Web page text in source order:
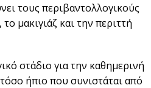
τους περιβαντολλογικούς
μακιγιάζ και την περιττή
στάδιο για την καθημερινή
ήπιο που συνιστάται από